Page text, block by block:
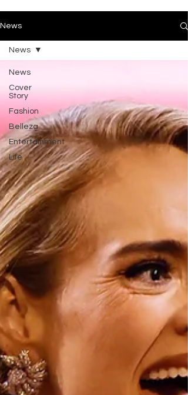
News
News
Cover
Story
Fashion
Belleza
Entertainment
Life
News